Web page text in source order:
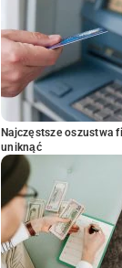
Najczęstsze oszustwa
uniknąć